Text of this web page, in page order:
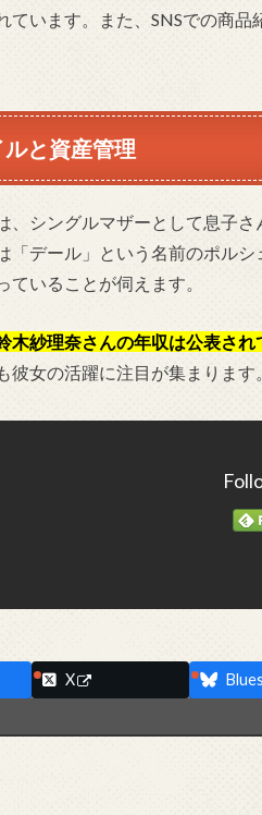
ています。また、SNSでの商
と資産管理
、シングルマザーとして息子
「デール」という名前のポル
ていることが伺えます。
木紗理奈さんの年収は公表さ
彼女の活躍に注目が集まります。
X